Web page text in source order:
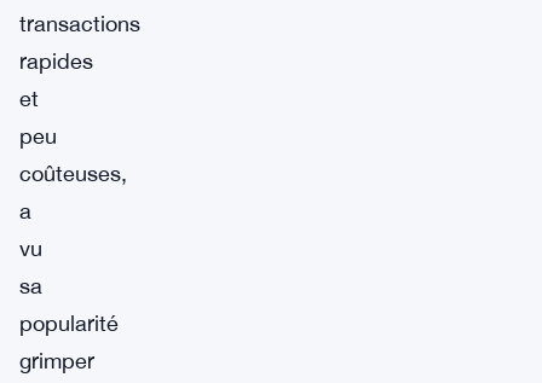
transactions
rapides
et
peu
coûteuses,
a
vu
sa
popularité
grimper